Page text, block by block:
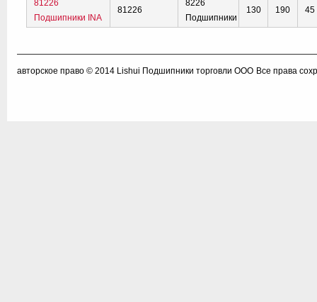
81226
Подшипники INA
81226
8226
Подшипники
130 190 45
авторское право © 2014 Lishui Подшипники торговли ООО Все права